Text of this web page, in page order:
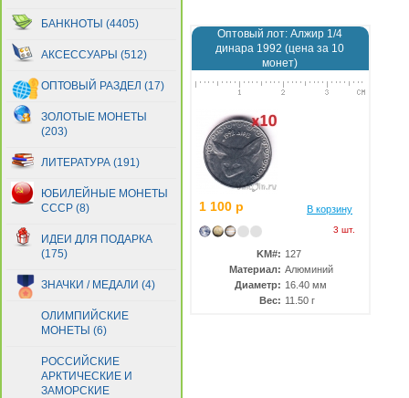
БАНКНОТЫ (4405)
АКСЕССУАРЫ (512)
ОПТОВЫЙ РАЗДЕЛ (17)
ЗОЛОТЫЕ МОНЕТЫ
(203)
ЛИТЕРАТУРА (191)
ЮБИЛЕЙНЫЕ МОНЕТЫ
СССР (8)
ИДЕИ ДЛЯ ПОДАРКА
(175)
ЗНАЧКИ / МЕДАЛИ (4)
ОЛИМПИЙСКИЕ
МОНЕТЫ (6)
РОССИЙСКИЕ
АРКТИЧЕСКИЕ И
ЗАМОРСКИЕ
Оптовый лот: Алжир 1/4
динара 1992 (цена за 10
монет)
1 100 р В корзину
3 шт.
KM#: 127
Материал: Алюминий
Диаметр: 16.40 мм
Вес: 11.50 г